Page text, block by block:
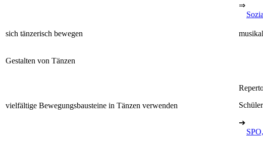
⇒
sich tänzerisch bewegen
Gestalten von Tänzen
vielfältige Bewegungsbausteine in Tänzen verwenden
➔